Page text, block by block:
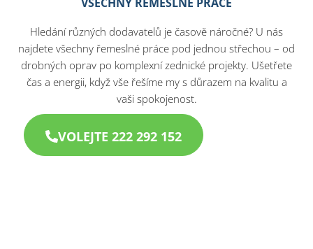
Hledání různých dodavatelů je časově náročné? U nás
najdete všechny řemeslné práce pod jednou střechou – od
drobných oprav po komplexní zednické projekty. Ušetřete
čas a energii, když vše řešíme my s důrazem na kvalitu a
vaši spokojenost.
VOLEJTE 222 292 152